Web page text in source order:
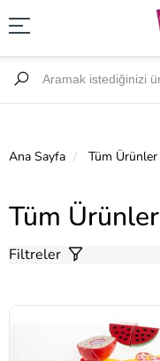
Ana Sayfa Tüm Ürünler
Tüm Ürünler
Filtreler